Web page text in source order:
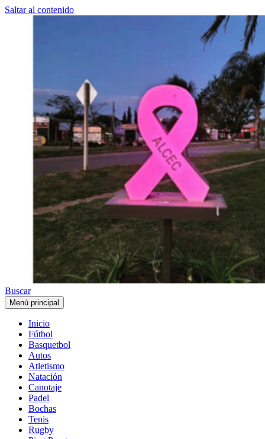
Saltar al contenido
Buscar
Menú principal
Inicio
Fútbol
Basquetbol
Autos
Atletismo
Natación
Canotaje
Padel
Bochas
Tenis
Rugby